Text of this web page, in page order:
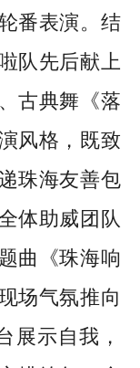
番表演。结
队先后献上
古典舞《落
风格，既致
珠海友善包
体助威团队
曲《珠海响
场气氛推向
展示自我，